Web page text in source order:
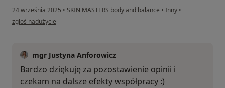
24 września 2025 • SKIN MASTERS body and balance • Inny •
w opinii użytkownika Justyna
zgłoś nadużycie
mgr Justyna Anforowicz
Bardzo dziękuję za pozostawienie opinii i
czekam na dalsze efekty współpracy :)